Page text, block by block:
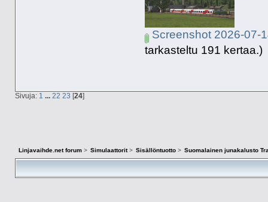
Screenshot 2026-07-
tarkasteltu 191 kertaa.)
Sivuja: 1 ... 22 23 [24]
Linjavaihde.net forum> Simulaattorit> Sisällöntuotto > Suomalainen junakalusto